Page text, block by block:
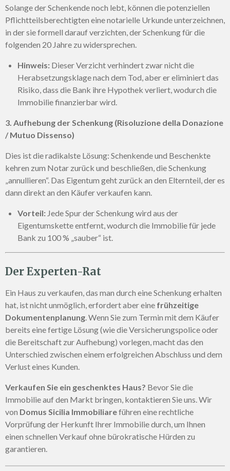
Solange der Schenkende noch lebt, können die potenziellen
Pflichtteilsberechtigten eine notarielle Urkunde unterzeichnen,
in der sie formell darauf verzichten, der Schenkung für die
folgenden 20 Jahre zu widersprechen.
Hinweis: Dieser Verzicht verhindert zwar nicht die
Herabsetzungsklage nach dem Tod, aber er eliminiert das
Risiko, dass die Bank ihre Hypothek verliert, wodurch die
Immobilie finanzierbar wird.
3. Aufhebung der Schenkung (Risoluzione della Donazione
/ Mutuo Dissenso)
Dies ist die radikalste Lösung: Schenkende und Beschenkte
kehren zum Notar zurück und beschließen, die Schenkung
„annullieren“. Das Eigentum geht zurück an den Elternteil, der es
dann direkt an den Käufer verkaufen kann.
Vorteil: Jede Spur der Schenkung wird aus der
Eigentumskette entfernt, wodurch die Immobilie für jede
Bank zu 100 % „sauber“ ist.
Der Experten-Rat
Ein Haus zu verkaufen, das man durch eine Schenkung erhalten
hat, ist nicht unmöglich, erfordert aber eine frühzeitige
Dokumentenplanung. Wenn Sie zum Termin mit dem Käufer
bereits eine fertige Lösung (wie die Versicherungspolice oder
die Bereitschaft zur Aufhebung) vorlegen, macht das den
Unterschied zwischen einem erfolgreichen Abschluss und dem
Verlust eines Kunden.
Verkaufen Sie ein geschenktes Haus? Bevor Sie die
Immobilie auf den Markt bringen, kontaktieren Sie uns. Wir
von Domus Sicilia Immobiliareführen eine rechtliche
Vorprüfung der Herkunft Ihrer Immobilie durch, um Ihnen
einen schnellen Verkauf ohne bürokratische Hürden zu
garantieren.